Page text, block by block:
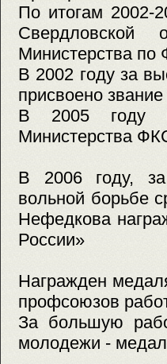
По итогам 2002-
Свердловской
Министерства по
В 2002 году за
присвоено
В 2005 году
Министерства
В 2006 году, за
вольной борьбе
Нефедкова
России»
Награжден
профсоюзов
За большую
молодежи -